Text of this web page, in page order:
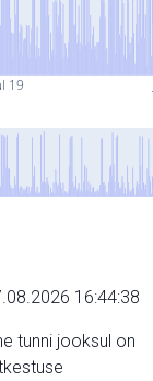
19
16:44:38
tunni jooksul on